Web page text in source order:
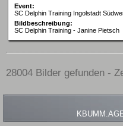
Event:
SC Delphin Training Ingolstadt
Bildbeschreibung:
SC Delphin Training - Janine Pietsch
28004 Bilder gefunden -